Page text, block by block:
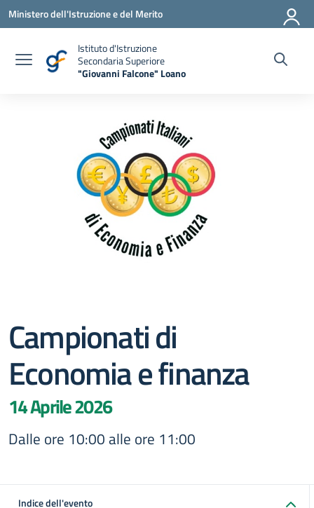
Vai ai contenuti
Vai al menu di navigazione
Vai al footer
Ministero dell'Istruzione e del Merito
Istituto d'Istruzione
Secondaria Superiore
"Giovanni Falcone" Loano
Campionati di
Economia e finanza
14 Aprile 2026
Dalle ore 10:00 alle ore 11:00
Indice dell'evento